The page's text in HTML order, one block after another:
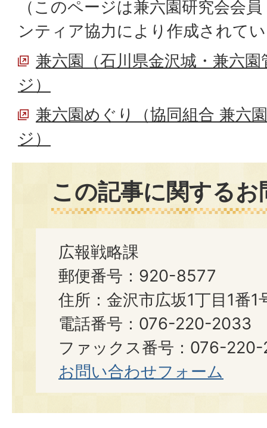
（このページは兼六園研究会会
ンティア協力により作成されて
兼六園（石川県金沢城・兼六
ジ）
兼六園めぐり（協同組合 兼六
ジ）
この記事に関する
広報戦略課
郵便番号：920-8577
住所：金沢市広坂1丁目1番1
電話番号：076-220-2033
ファックス番号：076-
お問い合わせフォーム